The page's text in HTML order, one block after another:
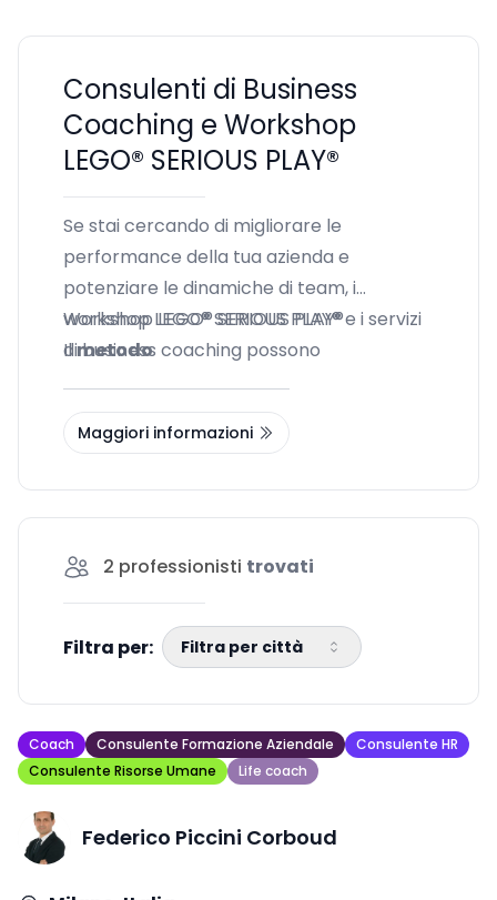
Consulenti di Business
Coaching e Workshop
LEGO® SERIOUS PLAY®
Se stai cercando di migliorare le
performance della tua azienda e
potenziare le dinamiche di team, i
workshop LEGO® SERIOUS PLAY® e i servizi
di business coaching possono
questa guida, approfondiremo come
scegliere il consulente giusto per le tue
Workshop LEGO® SERIOUS PLAY®
Ilmetodo
Maggiori informazioni
2 professionisti trovati
Filtra per: Filtra per città
Coach Consulente Formazione Aziendale
Consulente HR
Consulente Risorse Umane
Life coach
Federico Piccini Corboud